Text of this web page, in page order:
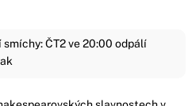
ČT2 ve 20:00 odpálí